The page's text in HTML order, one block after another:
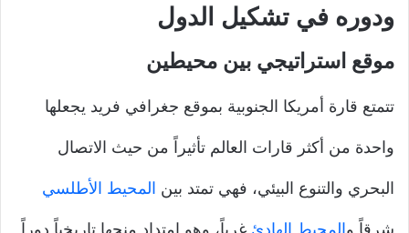
ودوره في تشكيل الدول
موقع استراتيجي بين محيطين
تتمتع قارة أمريكا الجنوبية بموقع جغرافي فريد يجعلها
واحدة من أكثر قارات العالم تأثيراً من حيث الاتصال
البحري والتنوع البيئي، فهي تمتد بين المحيط الأطلسي